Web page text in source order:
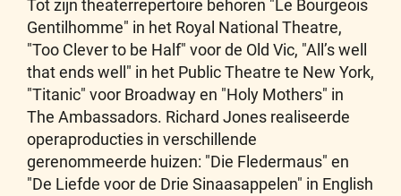
Tot zijn theaterrepertoire behoren "Le Bourgeois
Gentilhomme" in het Royal National Theatre,
"Too Clever to be Half" voor de Old Vic, "All’s well
that ends well" in het Public Theatre te New York,
"Titanic" voor Broadway en "Holy Mothers" in
The Ambassadors. Richard Jones realiseerde
operaproducties in verschillende
gerenommeerde huizen: "Die Fledermaus" en
"De Liefde voor de Drie Sinaasappelen" in English